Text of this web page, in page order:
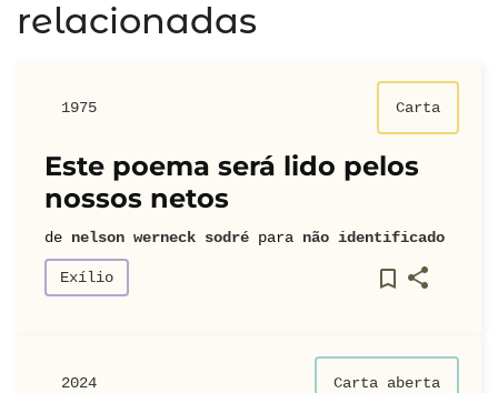
relacionadas
1975 Carta
Este poema será lido pelos
nossos netos
de nelson werneck sodré para não identificado
Exílio
2024 Carta aberta